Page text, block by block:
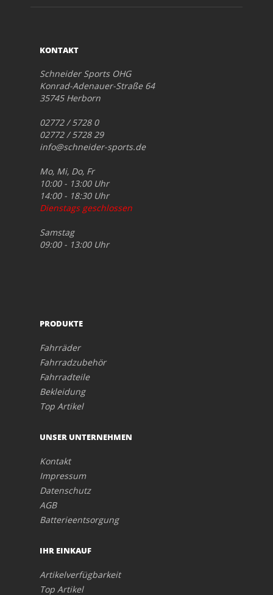
KONTAKT
Schneider Sports OHG
Konrad-Adenauer-Straße 64
35745 Herborn
02772 / 5728 0
02772 / 5728 29
info@schneider-sports.de
Mo, Mi, Do, Fr
10:00 - 13:00 Uhr
14:00 - 18:30 Uhr
Dienstags geschlossen
Samstag
09:00 - 13:00 Uhr
PRODUKTE
Fahrräder
Fahrradzubehör
Fahrradteile
Bekleidung
Top Artikel
UNSER UNTERNEHMEN
Kontakt
Impressum
Datenschutz
AGB
Batterieentsorgung
IHR EINKAUF
Artikelverfügbarkeit
Top Artikel